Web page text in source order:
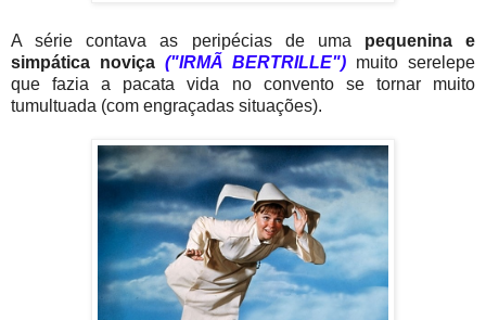
A série contava as peripécias de uma pequenina e
simpática noviça ("IRMÃ BERTRILLE") muito serelepe
que fazia a pacata vida no convento se tornar muito
tumultuada (com engraçadas situações).